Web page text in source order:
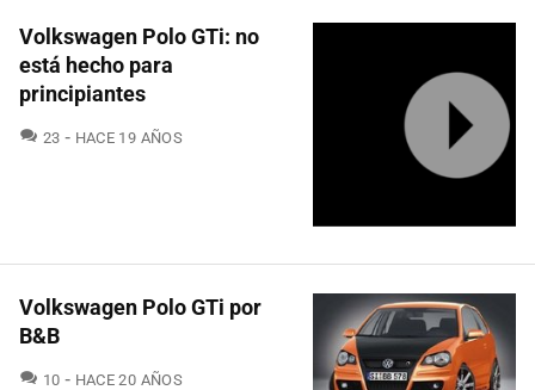
Volkswagen Polo GTi: no
está hecho para
principiantes
23 COMENTARIOS
HACE 19 AÑOS
Volkswagen Polo GTi por
B&B
10 COMENTARIOS
HACE 20 AÑOS